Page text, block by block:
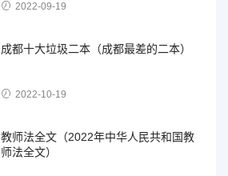
2022-09-19
成都十大垃圾二本（成都最差的二本）
2022-10-19
教师法全文（2022年中华人民共和国教
师法全文）